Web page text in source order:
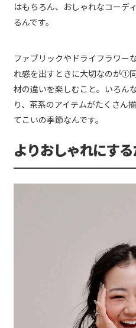
はもちろん、おしゃれなコーデ
るんです。
ファブリックやドライフラワー
れ感を出すときに大切なのが①
材の違いを楽しむこと。いろん
り、茶系のアイテムがたくさん
てこいの季節なんです。
よりおしゃれにす